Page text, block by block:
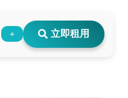
+ 立即租用